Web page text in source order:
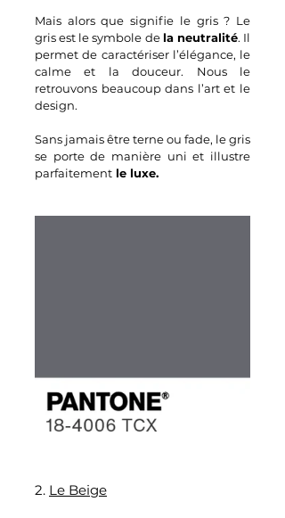
Mais alors que signifie le gris ? Le
gris est le symbole de la neutralité. Il
permet de caractériser l’élégance, le
calme et la douceur. Nous le
retrouvons beaucoup dans l’art et le
design.
Sans jamais être terne ou fade, le gris
se porte de manière uni et illustre
parfaitement le luxe.
2. Le Beige